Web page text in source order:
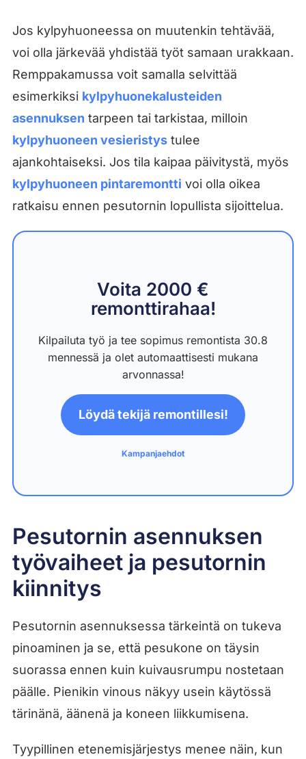
Jos kylpyhuoneessa on muutenkin tehtävää,
voi olla järkevää yhdistää työt samaan urakkaan.
Remppakamussa voit samalla selvittää
esimerkiksi kylpyhuonekalusteiden
asennuksen tarpeen tai tarkistaa, milloin
kylpyhuoneen vesieristystulee
ajankohtaiseksi. Jos tila kaipaa päivitystä, myös
kylpyhuoneen pintaremontti voi olla oikea
ratkaisu ennen pesutornin lopullista sijoittelua.
Voita 2000 €
remonttirahaa!
Kilpailuta työ ja tee sopimus remontista 30.8
mennessä ja olet automaattisesti mukana
arvonnassa!
Löydä tekijä remontillesi!
Kampanjaehdot
Pesutornin asennuksen
työvaiheet ja pesutornin
kiinnitys
Pesutornin asennuksessa tärkeintä on tukeva
pinoaminen ja se, että pesukone on täysin
suorassa ennen kuin kuivausrumpu nostetaan
päälle. Pienikin vinous näkyy usein käytössä
tärinänä, äänenä ja koneen liikkumisena.
Tyypillinen etenemisjärjestys menee näin, kun